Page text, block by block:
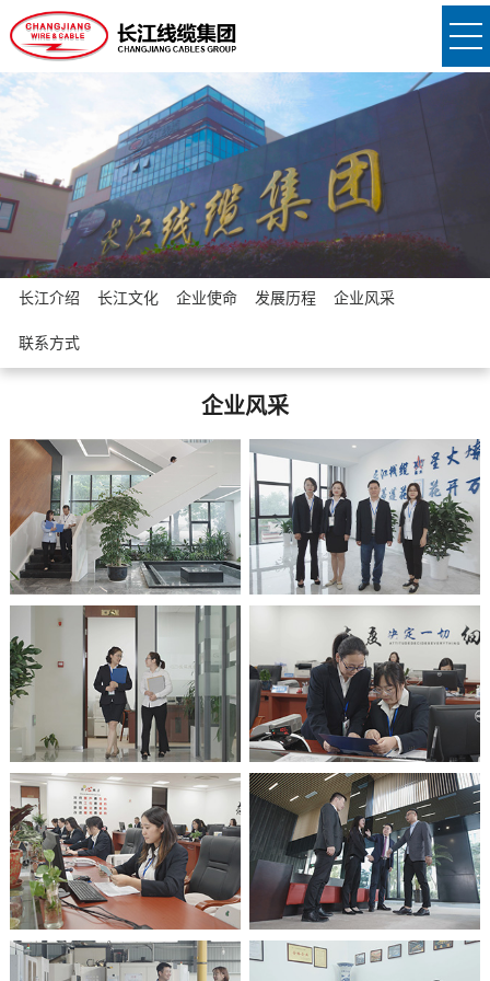
长江介绍 长江文化 企业使命 发展历程 企业风采
联系方式
企业风采